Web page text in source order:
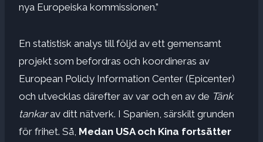
nya Europeiska kommissionen.”
En statistisk analys till följd av ett gemensamt
projekt som befordras och koordineras av
European Policly Information Center (Epicenter)
och utvecklas därefter av var och en av de Tänk
tankarav ditt nätverk. I Spanien, särskilt grunden
för frihet. Så, Medan USA och Kina fortsätter